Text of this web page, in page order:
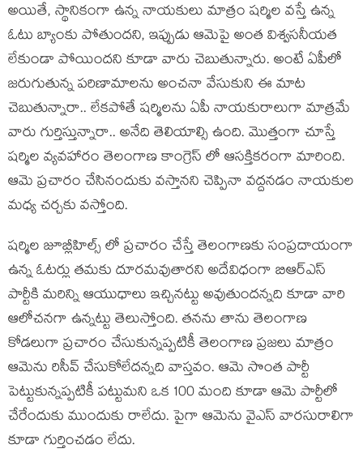
అయితే, స్థానికంగా ఉన్న నాయకులు మాత్రం షర్మిల వస్తే ఉన్న
ఓటు బ్యాంకు పోతుందని, ఇప్పుడు ఆమెపై అంత విశ్వసనీయత
లేకుండా పోయిందని కూడా వారు చెబుతున్నారు. అంటే ఏపీలో
జరుగుతున్న పరిణామాలను అంచనా వేసుకుని ఈ మాట
చెబుతున్నారా.. లేకపోతే షర్మిలను ఏపీ నాయకురాలుగా మాత్రమే
వారు గుర్తిస్తున్నారా.. అనేది తెలియాల్సి ఉంది. మొత్తంగా చూస్తే
షర్మిల వ్యవహారం తెలంగాణ కాంగ్రెస్ లో ఆసక్తికరంగా మారింది.
ఆమె ప్రచారం చేసినందుకు వస్తానని చెప్పినా వద్దనడం నాయకుల
మధ్య చర్చకు వస్తోంది.
షర్మిల జూబ్లీహిల్స్ లో ప్రచారం చేస్తే తెలంగాణకు సంప్రదాయంగా
ఉన్న ఓటర్లు తమకు దూరమవుతారని అదేవిధంగా బిఆర్ఎస్
పార్టీకి మరిన్ని ఆయుధాలు ఇచ్చినట్టు అవుతుందన్నది కూడా వారి
ఆలోచనగా ఉన్నట్టు తెలుస్తోంది. తనను తాను తెలంగాణ
కోడలుగా ప్రచారం చేసుకున్నప్పటికీ తెలంగాణ ప్రజలు మాత్రం
ఆమెను రిసీవ్ చేసుకోలేదన్నది వాస్తవం. ఆమె సొంత పార్టీ
పెట్టుకున్నప్ప‌టికీ పట్టుమని ఒక 100 మంది కూడా ఆమె పార్టీలో
చేరేందుకు ముందుకు రాలేదు. పైగా ఆమెను వైఎస్ వారసురాలిగా
కూడా గుర్తించడం లేదు.